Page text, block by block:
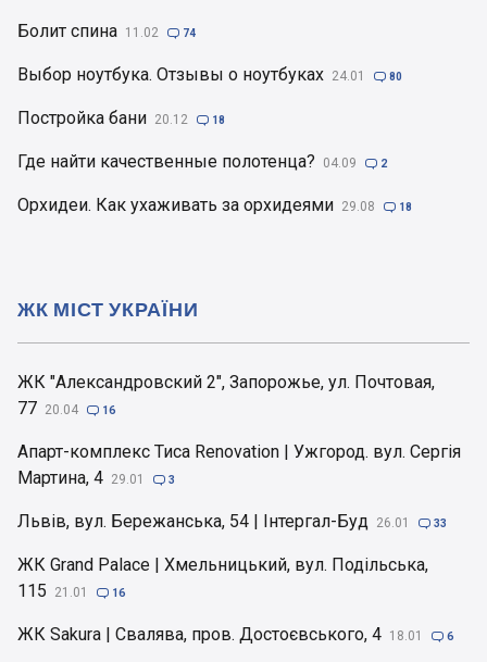
Болит спина 11.02  74
Выбор ноутбука. Отзывы о ноутбуках 24.01  80
Постройка бани 20.12  18
Где найти качественные полотенца? 04.09  2
Орхидеи. Как ухаживать за орхидеями 29.08  18
ЖК "Александровский 2", Запорожье, ул. Почтовая,
77 20.04  16
Апарт-комплекс Тиса Renovation | Ужгород. вул. Сергія
Мартина, 4 29.01  3
Львів, вул. Бережанська, 54 | Інтергал-Буд 26.01  33
ЖК Grand Palace | Хмельницький, вул. Подільська,
115
21.01  16
ЖК Sakura | Свалява, пров. Достоєвського, 4 18.01  6
ЖК МІСТ УКРАЇНИ